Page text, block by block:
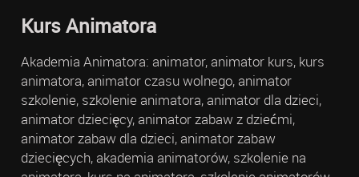
Kurs Animatora
Akademia Animatora: animator, animator kurs, kurs
animatora, animator czasu wolnego, animator
szkolenie, szkolenie animatora, animator dla dzieci,
animator dziecięcy, animator zabaw z dziećmi,
animator zabaw dla dzieci, animator zabaw
dziecięcych, akademia animatorów, szkolenie na